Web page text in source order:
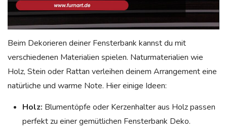
Beim Dekorieren deiner Fensterbank kannst du mit
verschiedenen Materialien spielen. Naturmaterialien wie
Holz, Stein oder Rattan verleihen deinem Arrangement eine
natürliche und warme Note. Hier einige Ideen:
Holz: Blumentöpfe oder Kerzenhalter aus Holz passen
perfekt zu einer gemütlichen Fensterbank Deko.